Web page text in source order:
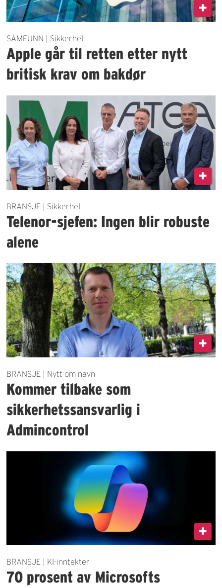
SAMFUNN | Sikkerhet
Apple går til retten etter nytt
britisk krav om bakdør
BRANSJE | Sikkerhet
Telenor-sjefen: Ingen blir robuste
alene
BRANSJE | Nytt om navn
Kommer tilbake som
sikkerhetssansvarlig i
Admincontrol
BRANSJE | KI-inntekter
70 prosent av Microsofts